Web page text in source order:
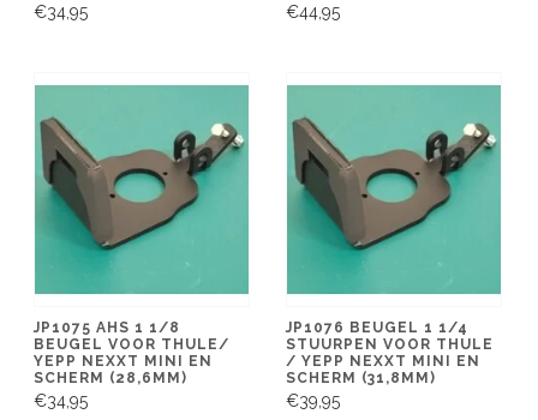
€34,95 €44,95
JP1075 AHS 1 1/8
BEUGEL VOOR THULE/
YEPP NEXXT MINI EN
SCHERM (28,6MM)
€34,95
JP1076 BEUGEL 1 1/4
STUURPEN VOOR THULE
/ YEPP NEXXT MINI EN
SCHERM (31,8MM)
€39,95